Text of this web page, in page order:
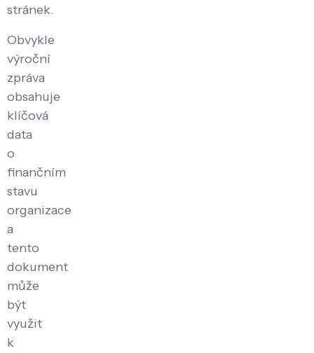
stránek.
Obvykle
výroční
zpráva
obsahuje
klíčová
data
o
finančním
stavu
organizace
a
tento
dokument
může
být
využit
k